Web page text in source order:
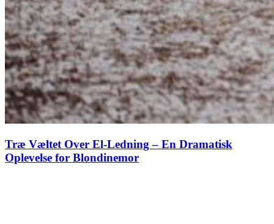
Træ Væltet Over El-Ledning – En Dramatisk
Oplevelse for Blondinemor